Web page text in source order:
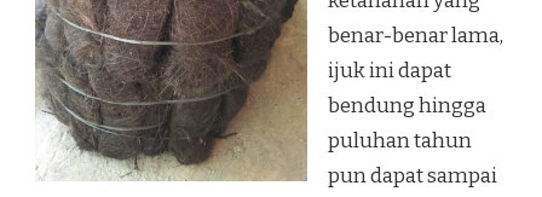
benar-benar lama,
ijuk ini dapat
bendung hingga
puluhan tahun
pun dapat sampai